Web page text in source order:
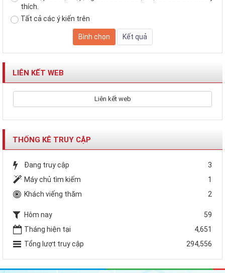
thích.
Tất cả các ý kiến trên
LIÊN KẾT WEB
Liên kết web
THỐNG KÊ TRUY CẬP
Đang truy cập
3
Máy chủ tìm kiếm
1
Khách viếng thăm
2
Hôm nay
59
Tháng hiện tại
4,651
Tổng lượt truy cập
294,556